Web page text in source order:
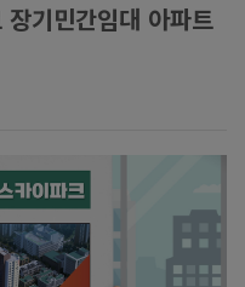
기민간임대 아파트